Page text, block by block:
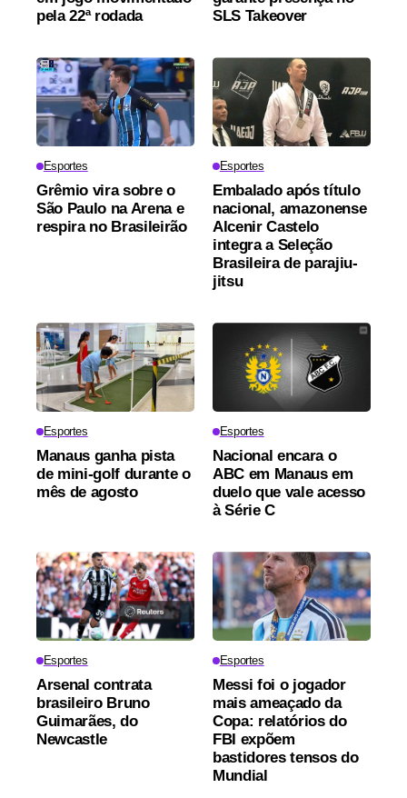
pela 22ª rodada
SLS Takeover
Esportes
Grêmio vira sobre o
São Paulo na Arena e
respira no Brasileirão
Esportes
Embalado após título
nacional, amazonense
Alcenir Castelo
integra a Seleção
Brasileira de parajiu-
jitsu
Esportes
Manaus ganha pista
de mini-golf durante o
mês de agosto
Esportes
Nacional encara o
ABC em Manaus em
duelo que vale acesso
à Série C
Esportes
Arsenal contrata
brasileiro Bruno
Guimarães, do
Newcastle
Esportes
Messi foi o jogador
mais ameaçado da
Copa: relatórios do
FBI expõem
bastidores tensos do
Mundial